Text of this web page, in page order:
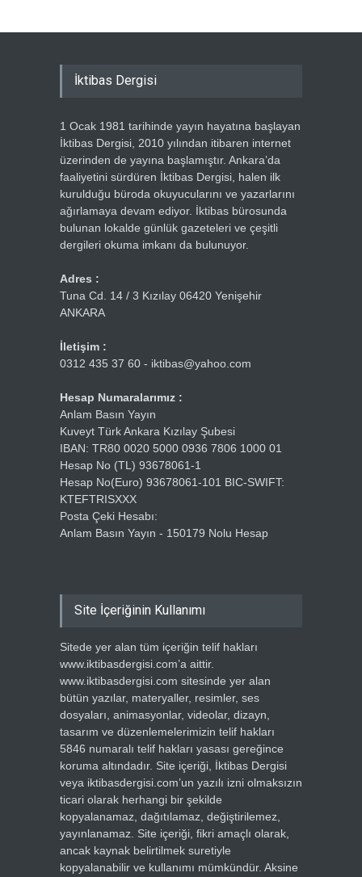
İktibas Dergisi
1 Ocak 1981 tarihinde yayın hayatına başlayan
İktibas Dergisi, 2010 yılından itibaren internet
üzerinden de yayına başlamıştır. Ankara’da
faaliyetini sürdüren İktibas Dergisi, halen ilk
kurulduğu büroda okuyucularını ve yazarlarını
ağırlamaya devam ediyor. İktibas bürosunda
bulunan lokalde günlük gazeteleri ve çeşitli
dergileri okuma imkanı da bulunuyor.
Adres :
Tuna Cd. 14 / 3 Kızılay 06420 Yenişehir
ANKARA
İletişim :
0312 435 37 60 - iktibas@yahoo.com
Hesap Numaralarımız :
Anlam Basın Yayın
Kuveyt Türk Ankara Kızılay Şubesi
IBAN: TR80 0020 5000 0936 7806 1000 01
Hesap No (TL) 93678061-1
Hesap No(Euro) 93678061-101 BIC-SWIFT:
KTEFTRISXXX
Posta Çeki Hesabı:
Anlam Basın Yayın - 150179 Nolu Hesap
Site İçeriğinin Kullanımı
Sitede yer alan tüm içeriğin telif hakları
www.iktibasdergisi.com’a aittir.
www.iktibasdergisi.com sitesinde yer alan
bütün yazılar, materyaller, resimler, ses
dosyaları, animasyonlar, videolar, dizayn,
tasarım ve düzenlemelerimizin telif hakları
5846 numaralı telif hakları yasası gereğince
koruma altındadır. Site içeriği, İktibas Dergisi
veya iktibasdergisi.com’un yazılı izni olmaksızın
ticari olarak herhangi bir şekilde
kopyalanamaz, dağıtılamaz, değiştirilemez,
yayınlanamaz. Site içeriği, fikri amaçlı olarak,
ancak kaynak belirtilmek suretiyle
kopyalanabilir ve kullanımı mümkündür. Aksine